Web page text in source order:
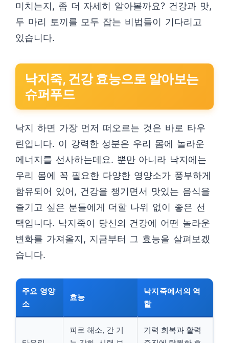
미치는지, 좀 더 자세히 알아볼까요? 건강과 맛,
두 마리 토끼를 모두 잡는 비법들이 기다리고
있습니다.
낙지죽, 건강 효능으로 알아보는
슈퍼푸드
낙지 하면 가장 먼저 떠오르는 것은 바로 타우
린입니다. 이 강력한 성분은 우리 몸에 놀라운
에너지를 선사하는데요. 뿐만 아니라 낙지에는
우리 몸에 꼭 필요한 다양한 영양소가 풍부하게
함유되어 있어, 건강을 챙기면서 맛있는 음식을
즐기고 싶은 분들에게 더할 나위 없이 좋은 선
택입니다. 낙지죽이 당신의 건강에 어떤 놀라운
변화를 가져올지, 지금부터 그 효능을 살펴보겠
습니다.
주요 영양
소
효능
낙지죽에서의 역
할
피로 해소, 간 기
기력 회복과 활력